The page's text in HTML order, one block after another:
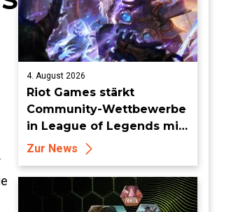
4. August 2026
Riot Games stärkt
Community-Wettbewerbe
in League of Legends mit
neuen Organized-Play-
Zur News